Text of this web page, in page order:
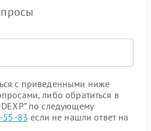
с приведенными ниже
либо обратиться в
по следующему
55-83 если не нашли ответ на